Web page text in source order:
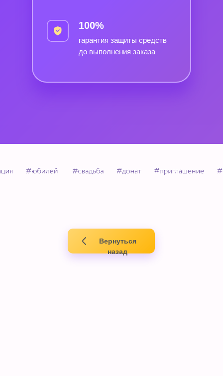
гарантия защиты средств
до выполнения заказа
100%
Вернуться
назад